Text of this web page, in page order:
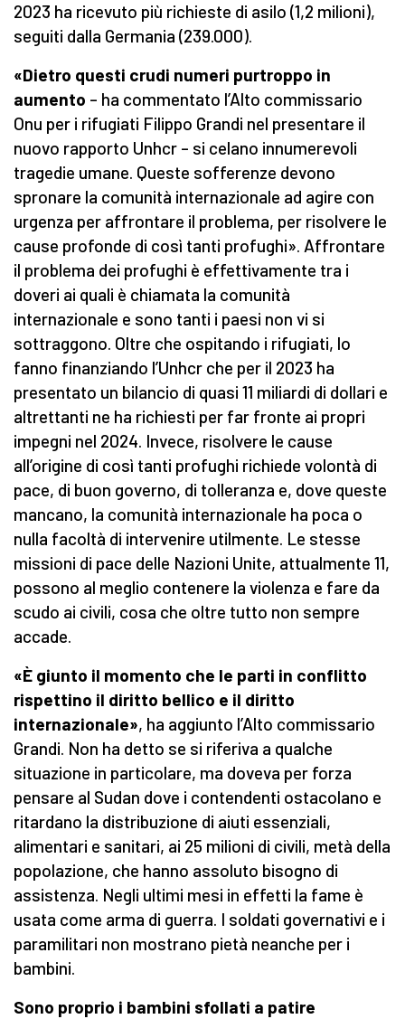
2023 ha ricevuto più richieste di asilo (1,2 milioni),
seguiti dalla Germania (239.000).
«Dietro questi crudi numeri purtroppo in
aumento – ha commentato l’Alto commissario
Onu per i rifugiati Filippo Grandi nel presentare il
nuovo rapporto Unhcr – si celano innumerevoli
tragedie umane. Queste sofferenze devono
spronare la comunità internazionale ad agire con
urgenza per affrontare il problema, per risolvere le
cause profonde di così tanti profughi». Affrontare
il problema dei profughi è effettivamente tra i
doveri ai quali è chiamata la comunità
internazionale e sono tanti i paesi non vi si
sottraggono. Oltre che ospitando i rifugiati, lo
fanno finanziando l’Unhcr che per il 2023 ha
presentato un bilancio di quasi 11 miliardi di dollari e
altrettanti ne ha richiesti per far fronte ai propri
impegni nel 2024. Invece, risolvere le cause
all’origine di così tanti profughi richiede volontà di
pace, di buon governo, di tolleranza e, dove queste
mancano, la comunità internazionale ha poca o
nulla facoltà di intervenire utilmente. Le stesse
missioni di pace delle Nazioni Unite, attualmente 11,
possono al meglio contenere la violenza e fare da
scudo ai civili, cosa che oltre tutto non sempre
accade.
«È giunto il momento che le parti in conflitto
rispettino il diritto bellico e il diritto
internazionale», ha aggiunto l’Alto commissario
Grandi. Non ha detto se si riferiva a qualche
situazione in particolare, ma doveva per forza
pensare al Sudan dove i contendenti ostacolano e
ritardano la distribuzione di aiuti essenziali,
alimentari e sanitari, ai 25 milioni di civili, metà della
popolazione, che hanno assoluto bisogno di
assistenza. Negli ultimi mesi in effetti la fame è
usata come arma di guerra. I soldati governativi e i
paramilitari non mostrano pietà neanche per i
bambini.
Sono proprio i bambini sfollati a patire